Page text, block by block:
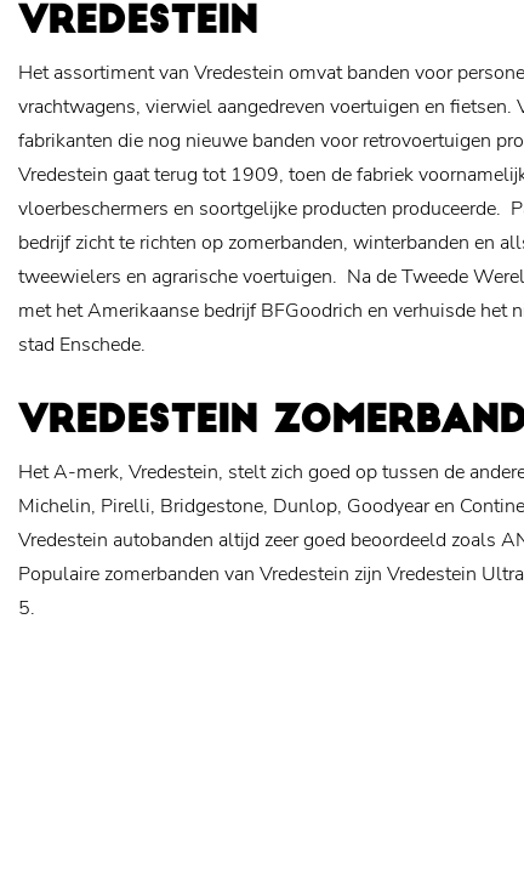
VREDESTEIN
Het assortiment van Vredestein omvat banden voor
vrachtwagens, vierwiel aangedreven voertuigen en fietsen.
fabrikanten die nog nieuwe banden voor retrovoertuigen
Vredestein gaat terug tot 1909, toen de fabriek
vloerbeschermers en soortgelijke producten produceerde.
bedrijf zicht te richten op zomerbanden, winterbanden en
tweewielers en agrarische voertuigen. Na de Tweede
met het Amerikaanse bedrijf BFGoodrich en verhuisde het
stad Enschede.
VREDESTEIN
Het A-merk, Vredestein, stelt zich goed op tussen de
Michelin, Pirelli, Bridgestone, Dunlop, Goodyear en
Vredestein autobanden altijd zeer goed beoordeeld zoals
Populaire zomerbanden van Vredestein zijn Vredestein
5.